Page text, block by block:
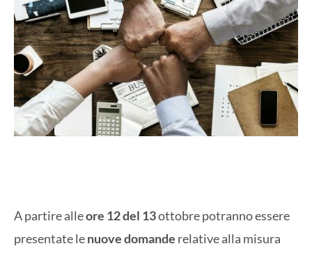
A partire alleore 12 del 13ottobre potranno essere
presentate lenuove domande relative alla misura